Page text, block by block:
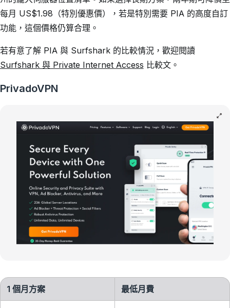
每月 US$1.98（特別優惠價），若是特別需要 PIA 的高度自訂
功能，這個價格仍算合理。
若有意了解 PIA 與 Surfshark 的比較情況，歡迎閱讀
Surfshark 與 Private Internet Access 比較文。
PrivadoVPN
1 個月方案 最低月費